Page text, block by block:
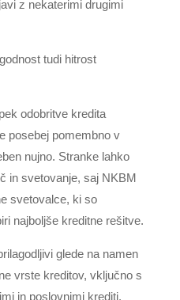
z nekaterimi drugimi
tudi hitrost
odobritve kredita
posebej pomembno v
nujno. Stranke lahko
in svetovanje, saj NKBM
svetovalce, ki so
najboljše kreditne rešitve.
glede na namen
vrste kreditov, vključno s
in poslovnimi krediti.